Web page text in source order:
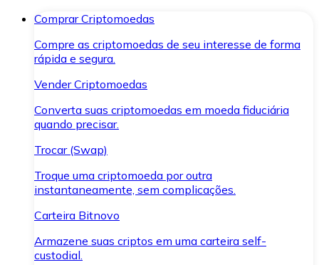
Comprar Criptomoedas
Compre as criptomoedas de seu interesse de forma
rápida e segura.
Vender Criptomoedas
Converta suas criptomoedas em moeda fiduciária
quando precisar.
Trocar (Swap)
Troque uma criptomoeda por outra
instantaneamente, sem complicações.
Carteira Bitnovo
Armazene suas criptos em uma carteira self-
custodial.